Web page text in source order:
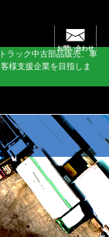
お問い合わせ
ラック中古部品販売、車
様支援企業を目指しま